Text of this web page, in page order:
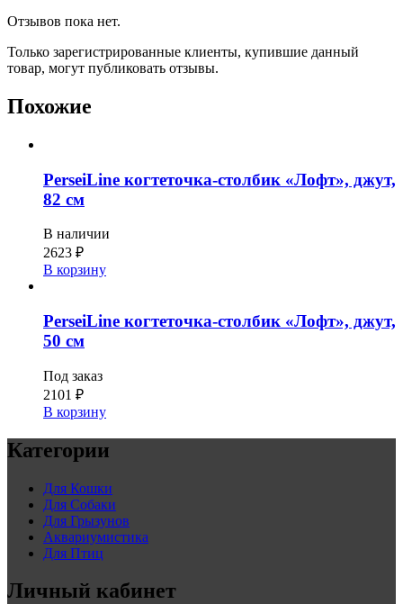
Отзывов пока нет.
Только зарегистрированные клиенты, купившие данный
товар, могут публиковать отзывы.
Похожие
PerseiLine когтеточка-столбик «Лофт», джут,
82 см
В наличии
2623 ₽
В корзину
PerseiLine когтеточка-столбик «Лофт», джут,
50 см
Под заказ
2101 ₽
В корзину
Категории
Для Кошки
Для Собаки
Для Грызунов
Аквариумистика
Для Птиц
Личный кабинет